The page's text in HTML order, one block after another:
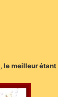
le meilleur